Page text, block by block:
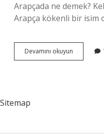
Arapçada ne demek?
Arapça kökenli bir isim
Devamını okuyun
Ne
Sitemap